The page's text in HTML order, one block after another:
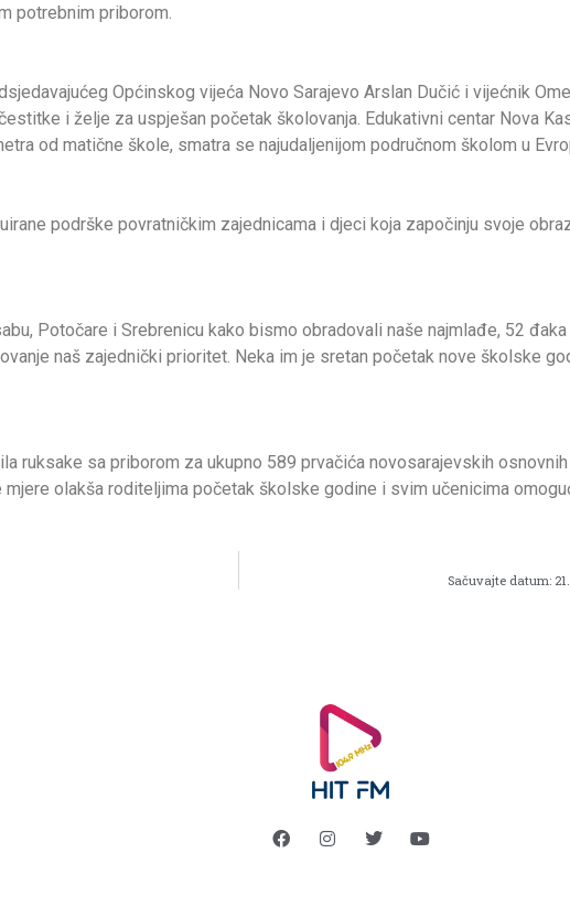
potrebnim priborom.
Općinskog vijeća Novo Sarajevo Arslan Dučić i vijećnik
i želje za uspješan početak školovanja. Edukativni centar Nova
od matične škole, smatra se najudaljenijom područnom školom u
podrške povratničkim zajednicama i djeci koja započinju svoje
Potočare i Srebrenicu kako bismo obradovali naše najmlađe, 52
naš zajednički prioritet. Neka im je sretan početak nove školske
ruksake sa priborom za ukupno 589 prvačića novosarajevskih
olakša roditeljima početak školske godine i svim učenicima
Sačuvajte datum: